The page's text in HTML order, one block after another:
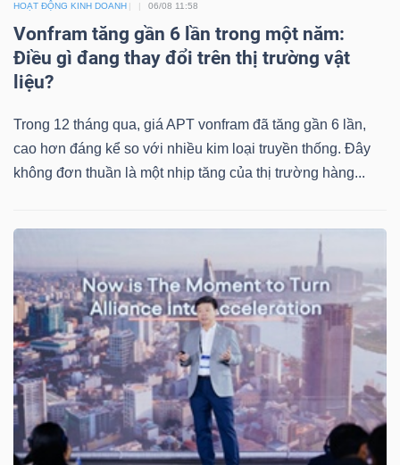
HOẠT ĐỘNG KINH DOANH 06/08 11:58
Vonfram tăng gần 6 lần trong một năm:
Điều gì đang thay đổi trên thị trường vật
liệu?
Trong 12 tháng qua, giá APT vonfram đã tăng gần 6 lần,
cao hơn đáng kể so với nhiều kim loại truyền thống. Đây
không đơn thuần là một nhịp tăng của thị trường hàng...